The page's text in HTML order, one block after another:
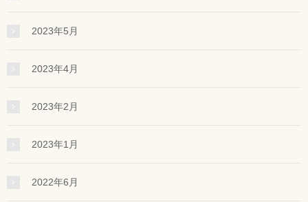
2023年5月
2023年4月
2023年2月
2023年1月
2022年6月